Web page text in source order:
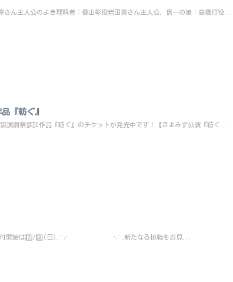
ん主人公のよき理解者：健山彰役岩田真さん主人公、信一の娘：高橋灯役...
『紡ぐ』
劇祭参加作品『紡ぐ』のチケットが発売中です！【きよみず公演『紡ぐ...
開始は7️⃣/3️⃣(日)⋰⠔ ⠢⋱新たなる挑戦をお見...